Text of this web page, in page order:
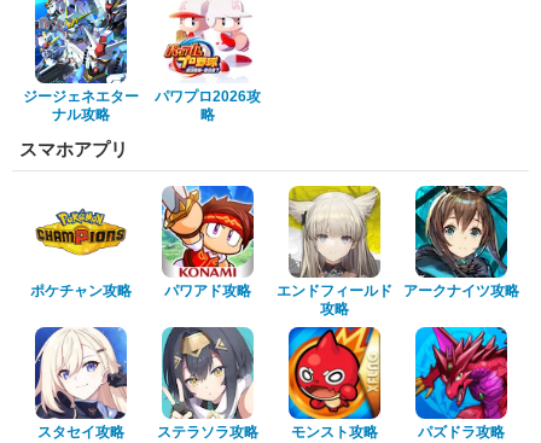
ジージェネエター
ナル攻略
パワプロ2026攻
略
スマホアプリ
ポケチャン攻略 パワアド攻略
エンドフィールド
攻略
アークナイツ攻略
スタセイ攻略 ステラソラ攻略 モンスト攻略 パズドラ攻略